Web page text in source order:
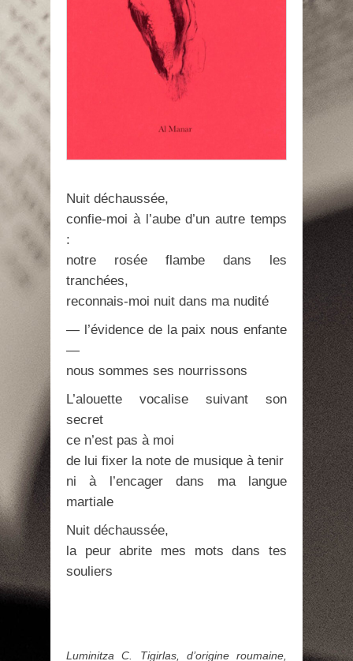
Nuit déchaussée,
confie-moi à l’aube d’un autre temps
:
notre rosée flambe dans les
tranchées,
reconnais-moi nuit dans ma nudité
— l’évidence de la paix nous enfante
—
nous sommes ses nourrissons
L’alouette vocalise suivant son
secret
ce n’est pas à moi
de lui fixer la note de musique à tenir
ni à l’encager dans ma langue
martiale
Nuit déchaussée,
la peur abrite mes mots dans tes
souliers
Luminitza C. Tigirlas, d’origine roumaine,